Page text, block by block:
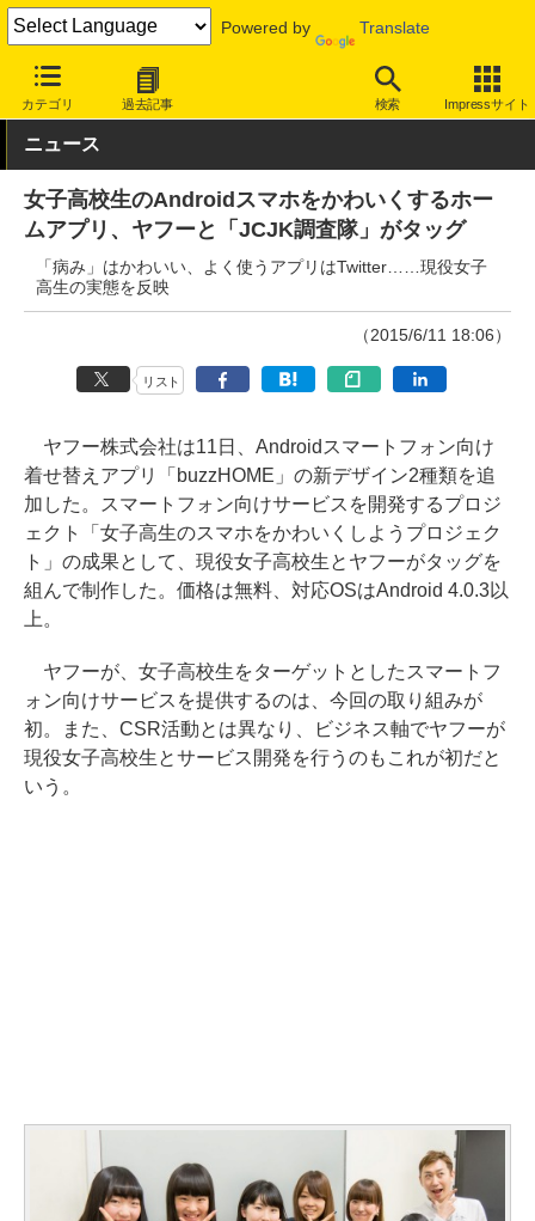
Powered by Translate
カテゴリ 過去記事 検索 Impressサイト
INTERNET Watch サービス/ソフト ソフトウェア スマートフ
ニュース
女子高校生のAndroidスマホをかわいくするホー
ムアプリ、ヤフーと「JCJK調査隊」がタッグ
「病み」はかわいい、よく使うアプリはTwitter……現役女子
高生の実態を反映
（2015/6/11 18:06）
リスト
ヤフー株式会社は11日、Androidスマートフォン向け
着せ替えアプリ「buzzHOME」の新デザイン2種類を追
加した。スマートフォン向けサービスを開発するプロジ
ェクト「女子高生のスマホをかわいくしようプロジェク
ト」の成果として、現役女子高校生とヤフーがタッグを
組んで制作した。価格は無料、対応OSはAndroid 4.0.3以
上。
ヤフーが、女子高校生をターゲットとしたスマートフ
ォン向けサービスを提供するのは、今回の取り組みが
初。また、CSR活動とは異なり、ビジネス軸でヤフーが
現役女子高校生とサービス開発を行うのもこれが初だと
いう。